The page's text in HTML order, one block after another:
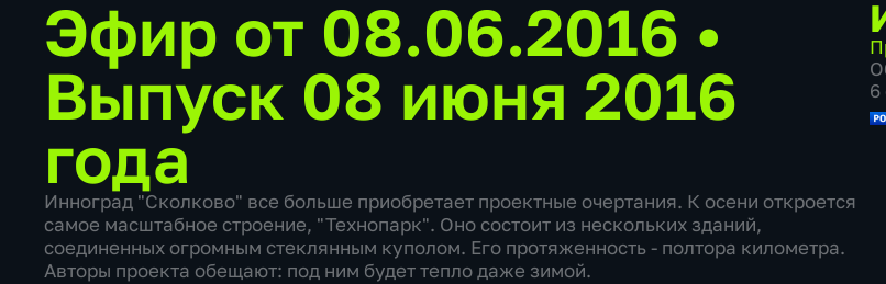
Эфир от 08.06.2016 •
Выпуск 08 июня 2016
года
Инноград "Сколково" все больше приобретает проектные очертания. К осени откроется
самое масштабное строение, "Технопарк". Оно состоит из нескольких зданий,
соединенных огромным стеклянным куполом. Его протяженность - полтора километра.
Авторы проекта обещают: под ним будет тепло даже зимой.
6